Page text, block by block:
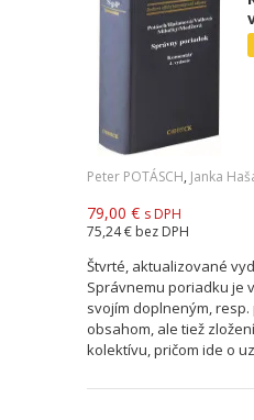
Peter POTÁSCH, Janka
79,00 € s DPH
75,24 € bez DPH
Štvrté, aktualizované
Správnemu poriadku je
svojím doplneným,
obsahom, ale tiež
kolektívu, pričom ide o